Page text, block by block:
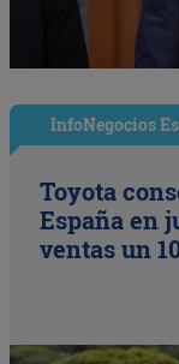
InfoNegocios
Toyota
España en
ventas un